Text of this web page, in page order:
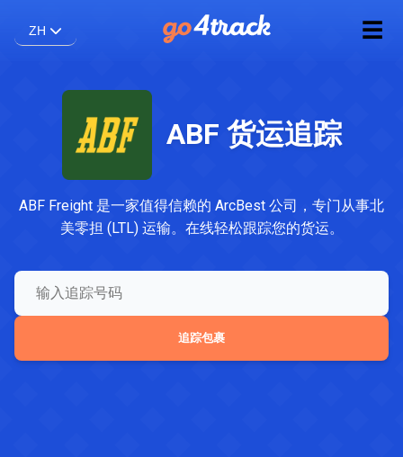
ZH ☰
ABF 货运追踪
ABF Freight 是一家值得信赖的 ArcBest 公司，专门从事北
美零担 (LTL) 运输。在线轻松跟踪您的货运。
追踪包裹